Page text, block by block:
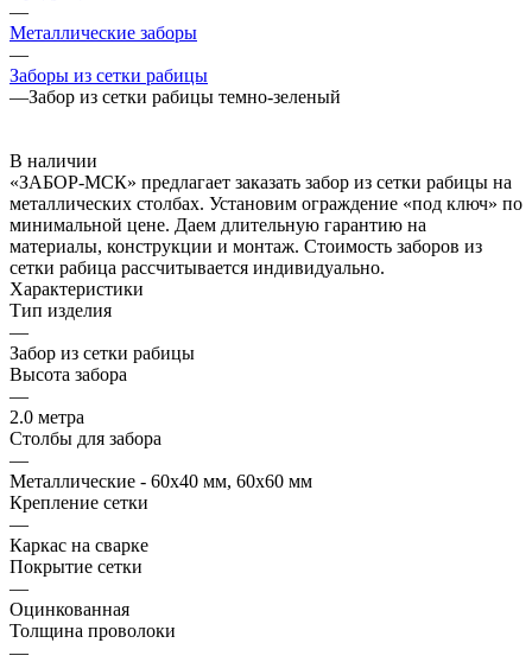
—
Металлические заборы
—
Заборы из сетки рабицы
—Забор из сетки рабицы темно-зеленый
В наличии
«ЗАБОР-МСК» предлагает заказать забор из сетки рабицы на
металлических столбах. Установим ограждение «под ключ» по
минимальной цене. Даем длительную гарантию на
материалы, конструкции и монтаж. Стоимость заборов из
сетки рабица рассчитывается индивидуально.
Характеристики
Тип изделия
—
Забор из сетки рабицы
Высота забора
—
2.0 метра
Столбы для забора
—
Металлические - 60х40 мм, 60х60 мм
Крепление сетки
—
Каркас на сварке
Покрытие сетки
—
Оцинкованная
Толщина проволоки
—